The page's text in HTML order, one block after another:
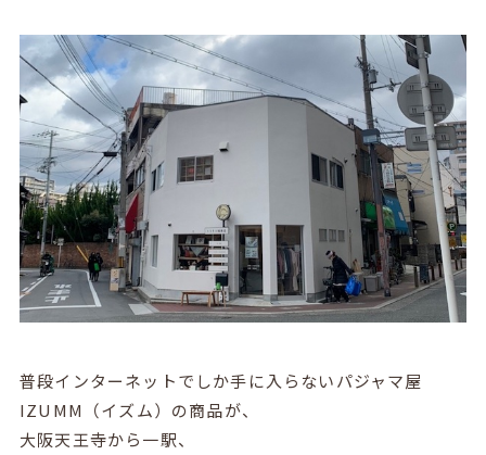
普段インターネットでしか手に入らないパジャマ屋
IZUMM（イズム）の商品が、
大阪天王寺から一駅、